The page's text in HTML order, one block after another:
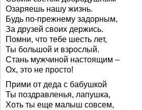
Озаряешь нашу жизнь.
Будь по-прежнему задорным,
За друзей своих держись.
Помни, что тебе шесть лет,
Ты большой и взрослый.
Стань мужчиной настоящим –
Ох, это не просто!
Прими от деда с бабушкой
Ты поздравленья, лапушка,
Хоть ты еще малыш совсем,